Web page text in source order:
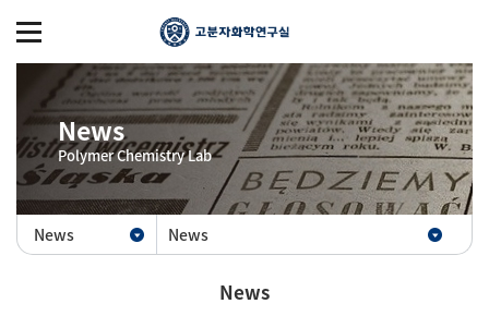
News
Polymer Chemistry Lab
News News
News